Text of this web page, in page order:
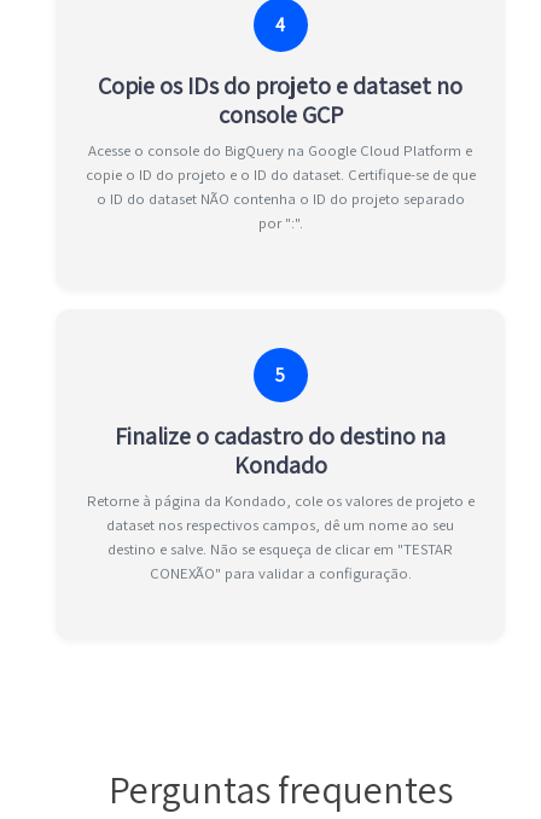
4
Copie os IDs do projeto e dataset no
console GCP
Acesse o console do BigQuery na Google Cloud Platform e
copie o ID do projeto e o ID do dataset. Certifique-se de que
o ID do dataset NÃO contenha o ID do projeto separado
por ":".
5
Finalize o cadastro do destino na
Kondado
Retorne à página da Kondado, cole os valores de projeto e
dataset nos respectivos campos, dê um nome ao seu
destino e salve. Não se esqueça de clicar em "TESTAR
CONEXÃO" para validar a configuração.
Perguntas frequentes